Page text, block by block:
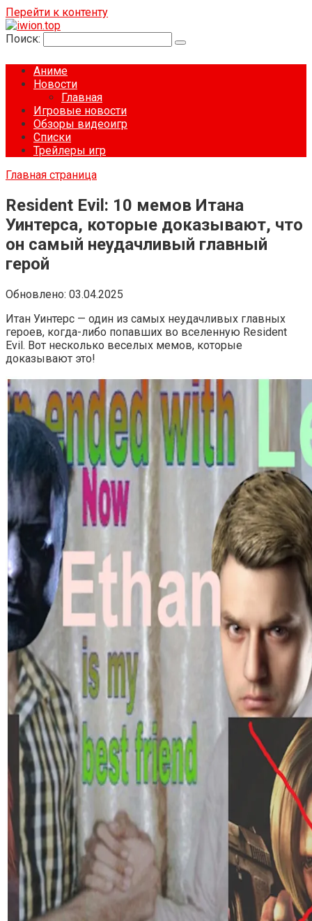
Перейти к контенту
Поиск:
Аниме
Новости
Главная
Игровые новости
Обзоры видеоигр
Списки
Трейлеры игр
Главная страница
Resident Evil: 10 мемов Итана
Уинтерса, которые доказывают, что
он самый неудачливый главный
герой
Обновлено: 03.04.2025
Итан Уинтерс — один из самых неудачливых главных
героев, когда-либо попавших во вселенную Resident
Evil. Вот несколько веселых мемов, которые
доказывают это!